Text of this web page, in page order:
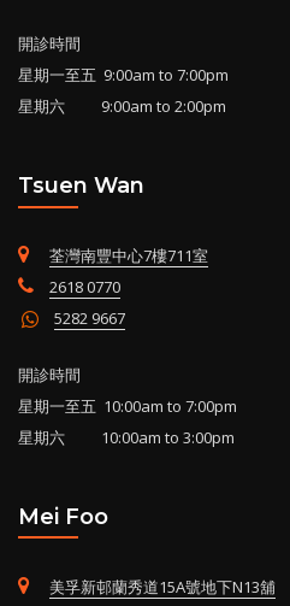
開診時間
星期一至五 9:00am to 7:00pm
星期六 9:00am to 2:00pm
Tsuen Wan
荃灣南豐中心7樓711室
2618 0770
5282 9667
開診時間
星期一至五 10:00am to 7:00pm
星期六 10:00am to 3:00pm
Mei Foo
美孚新邨蘭秀道15A號地下N13舖